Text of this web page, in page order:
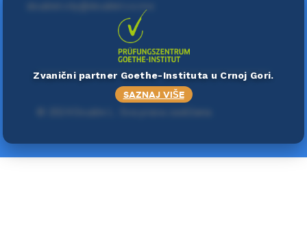
Zvanični partner Goethe-Instituta u Crnoj Gori.
SAZNAJ VIŠE